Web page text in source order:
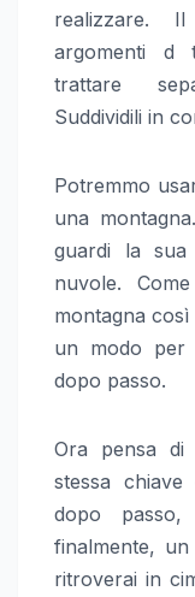
realizzare.
argomenti d
trattare
Suddividili in
Potremmo
una
guardi la
nuvole.
montagna così
un modo per
dopo passo.
Ora pensa
stessa
dopo
finalmente,
ritroverai in